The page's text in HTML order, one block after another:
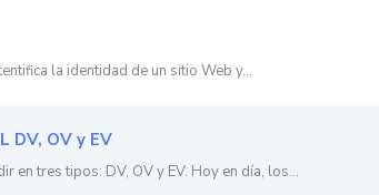
la identidad de un sitio Web y...
DV, OV y EV
en tres tipos: DV, OV y EV. Hoy en día, los...